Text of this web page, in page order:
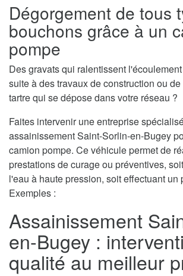
Dégorgement de tous
bouchons grâce à un
pompe
Des gravats qui ralentissent
suite à des travaux de construction ou
tartre qui se dépose dans votre réseau ?
Faites intervenir une entreprise
assainissement Saint-Sorlin-en-Bugey
camion pompe. Ce véhicule permet de
prestations de curage ou préventives,
l'eau à haute pression, soit effectuant un
Exemples :
Assainissement
en-Bugey :
qualité au meilleur